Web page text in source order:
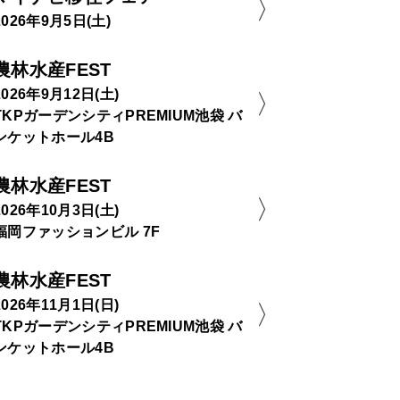
年9月5日(土)
林水産FEST
年9月12日(土)
ガーデンシティPREMIUM池袋 バ
ケットホール4B
林水産FEST
年10月3日(土)
岡ファッションビル 7F
林水産FEST
年11月1日(日)
ガーデンシティPREMIUM池袋 バ
ケットホール4B